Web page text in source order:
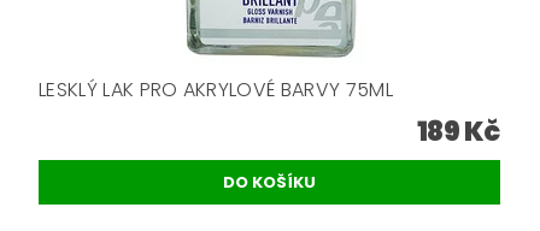
LESKLÝ LAK PRO AKRYLOVÉ BARVY 75ML
189 Kč